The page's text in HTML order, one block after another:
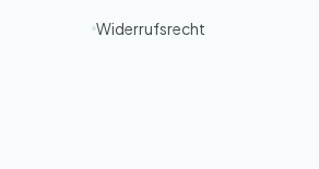
Widerrufsrecht